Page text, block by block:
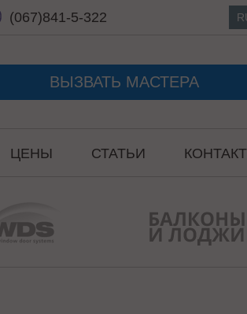
(067)841-5-322
ВЫЗВАТЬ МАСТЕРА
ЦЕНЫ СТАТЬИ